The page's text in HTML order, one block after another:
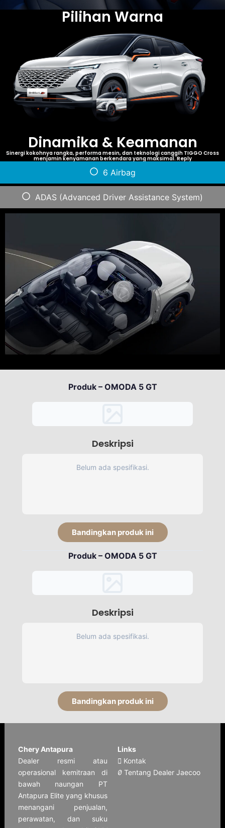
Pilihan Warna
Dinamika & Keamanan
Sinergi kokohnya rangka, performa mesin, dan teknologi canggih TIGGO Cross
menjamin kenyamanan berkendara yang maksimal. Reply
6 Airbag
ADAS (Advanced Driver Assistance System)
Produk – OMODA 5 GT
Deskripsi
Belum ada spesifikasi.
Bandingkan produk ini
Produk – OMODA 5 GT
Deskripsi
Belum ada spesifikasi.
Bandingkan produk ini
Chery Antapura
Dealer resmi atau
operasional kemitraan di
bawah naungan PT
Antapura Elite yang khusus
menangani penjualan,
perawatan, dan suku
Links
Kontak
Tentang Dealer Jaecoo